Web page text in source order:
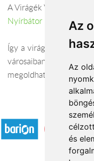
Az
Az
és
A Virágék Virágboltja
Nyírbátor
) és
Így a virágküldés
városaiban és azok
megoldható. Várjuk